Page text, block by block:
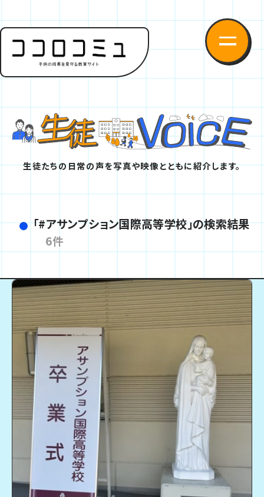
生徒たちの日常の声を写真や映像とともに紹介します。
「#アサンプション国際高等学校」の検索結果
6件